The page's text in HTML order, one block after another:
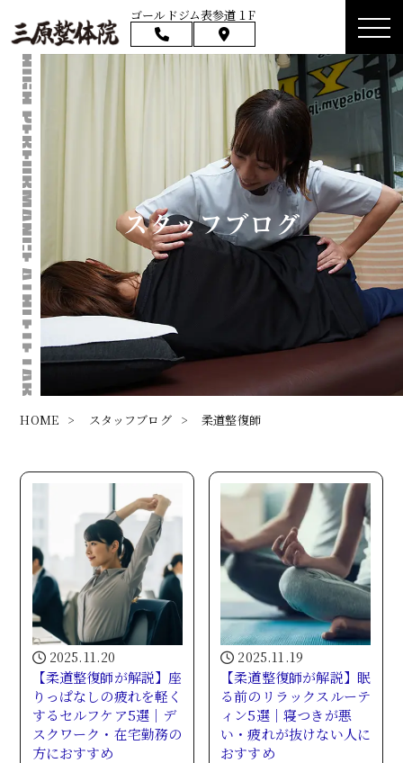
ゴールドジム表参道１F
スタッフブログ
HOME > スタッフブログ > 柔道整復師
2025.11.20
【柔道整復師が解説】座
りっぱなしの疲れを軽く
するセルフケア5選｜デ
スクワーク・在宅勤務の
方におすすめ
2025.11.19
【柔道整復師が解説】眠
る前のリラックスルーテ
ィン5選｜寝つきが悪
い・疲れが抜けない人に
おすすめ